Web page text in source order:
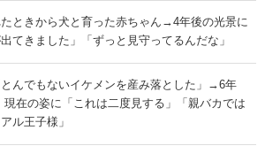
ときから犬と育った赤ちゃん→4年後の光景に
出てきました」「ずっと見守ってるんだな」
んでもないイケメンを産み落とした」→6年
在の姿に「これは二度見する」「親バカでは
ル王子様」